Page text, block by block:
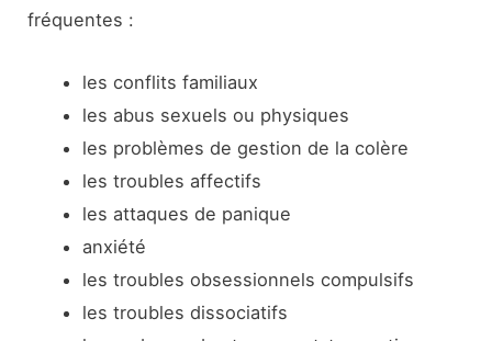
fréquentes :
les conflits familiaux
les abus sexuels ou physiques
les problèmes de gestion de la colère
les troubles affectifs
les attaques de panique
anxiété
les troubles obsessionnels compulsifs
les troubles dissociatifs